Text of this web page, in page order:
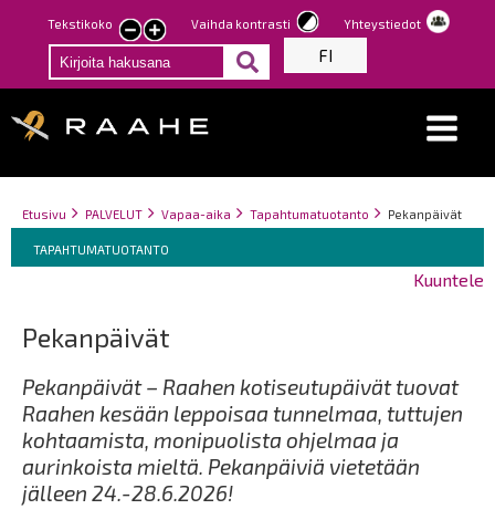
Hyppää
pääsisältöön
Tekstikoko
Pienennä
tekstin
kokoa
Suurenna
tekstin
kokoa
Vaihda kontrasti Yhteystiedot
FI
Breadcrumbs
You
here:
Etusivu PALVELUT Vapaa-aika Tapahtumatuotanto Pekanpäivät
Breadcrumbs
You
are
TAPAHTUMATUOTANTO
Kuuntele
Pekanpäivät
Pekanpäivät – Raahen kotiseutupäivät tuovat
Raahen kesään leppoisaa tunnelmaa, tuttujen
kohtaamista, monipuolista ohjelmaa ja
aurinkoista mieltä. Pekanpäiviä vietetään
jälleen 24.-28.6.2026!